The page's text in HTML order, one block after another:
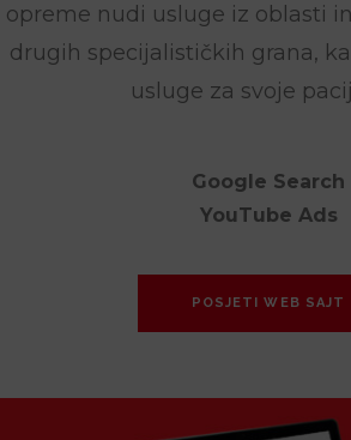
opreme nudi usluge iz oblasti
drugih specijalističkih grana,
usluge za svoje
Google Search
YouTube Ads
POSJETI WEB SAJT